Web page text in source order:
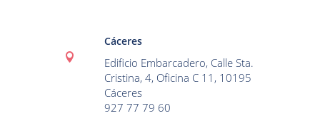

Cáceres
Edificio Embarcadero, Calle Sta.
Cristina, 4, Oficina C 11, 10195
Cáceres
927 77 79 60